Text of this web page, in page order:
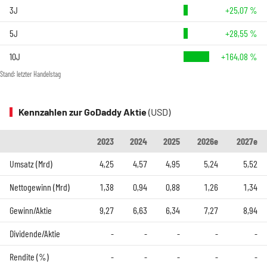
3J +25,07 %
5J +28,55 %
10J +164,08 %
Stand: letzter Handelstag
Kennzahlen zur GoDaddy Aktie(USD)
2023 2024 2025 2026e
2027e
Umsatz (Mrd)
4,25 4,57 4,95 5,24 5,52
Nettogewinn (Mrd) 1,38 0,94 0,88 1,26 1,34
Gewinn/Aktie 9,27 6,63 6,34 7,27 8,94
Dividende/Aktie - - - - -
Rendite (%) - - - - -